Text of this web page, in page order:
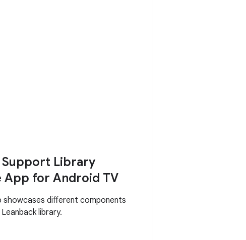
Support Library
App for Android TV
showcases different components
library.